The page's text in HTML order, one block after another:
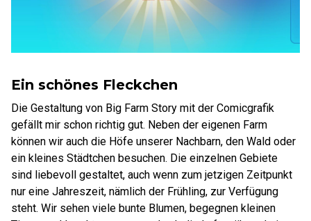
Ein schönes Fleckchen
Die Gestaltung von Big Farm Story mit der Comicgrafik
gefällt mir schon richtig gut. Neben der eigenen Farm
können wir auch die Höfe unserer Nachbarn, den Wald oder
ein kleines Städtchen besuchen. Die einzelnen Gebiete
sind liebevoll gestaltet, auch wenn zum jetzigen Zeitpunkt
nur eine Jahreszeit, nämlich der Frühling, zur Verfügung
steht. Wir sehen viele bunte Blumen, begegnen kleinen